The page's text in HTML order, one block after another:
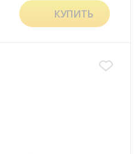
КУПИТЬ